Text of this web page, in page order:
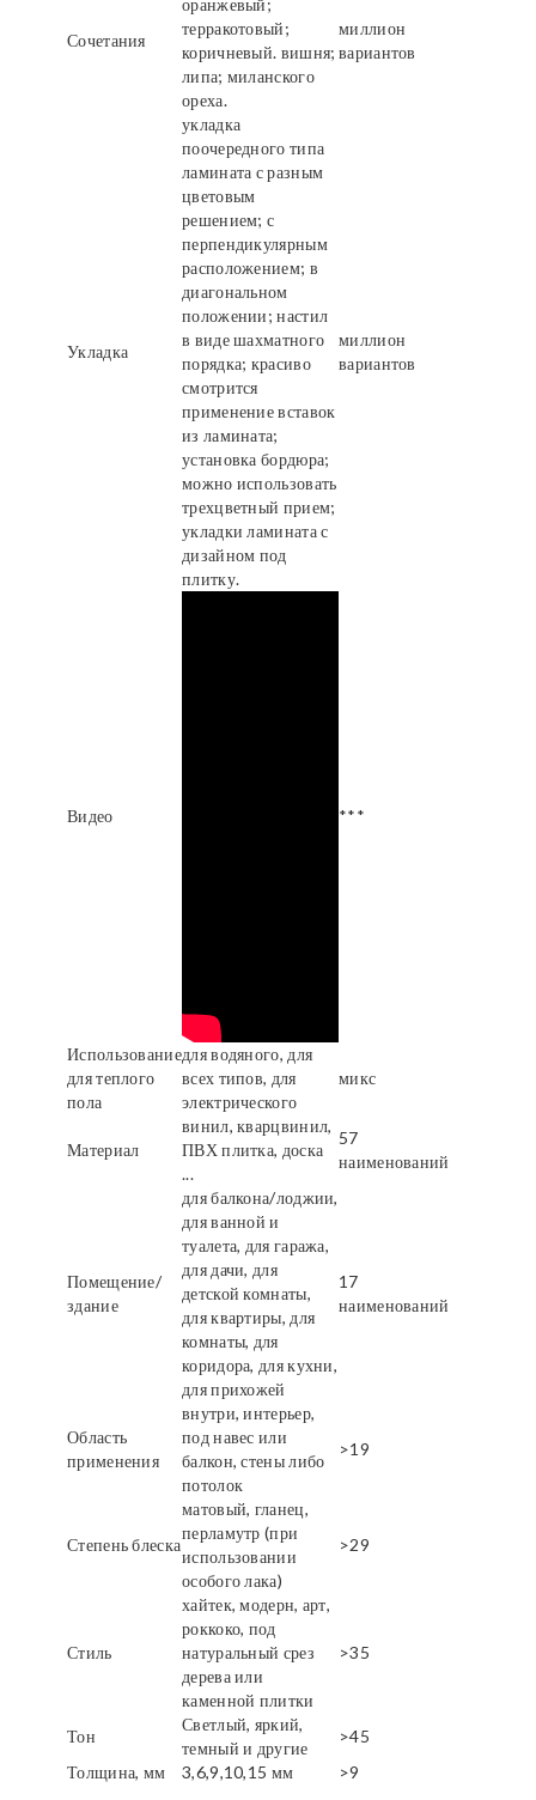
Сочетания
оранжевый;
терракотовый;
коричневый. вишня;
липа; миланского
ореха.
миллион
вариантов
Укладка
укладка
поочередного типа
ламината с разным
цветовым
решением; с
перпендикулярным
расположением; в
диагональном
положении; настил
в виде шахматного
порядка; красиво
смотрится
применение вставок
из ламината;
установка бордюра;
можно использовать
трехцветный прием;
укладки ламината с
дизайном под
плитку.
миллион
вариантов
Видео ***
Использование
для теплого
пола
для водяного, для
всех типов, для
электрического
микс
Материал
винил, кварцвинил,
ПВХ плитка, доска
...
57
наименований
Помещение/
здание
для балкона/лоджии,
для ванной и
туалета, для гаража,
для дачи, для
детской комнаты,
для квартиры, для
комнаты, для
коридора, для кухни,
для прихожей
17
наименований
Область
применения
внутри, интерьер,
под навес или
балкон, стены либо
потолок
>19
Степень блеска
матовый, гланец,
перламутр (при
использовании
особого лака)
>29
Стиль
хайтек, модерн, арт,
роккоко, под
натуральный срез
дерева или
каменной плитки
>35
Тон
Светлый, яркий,
темный и другие
>45
Толщина, мм
3,6,9,10,15 мм >9